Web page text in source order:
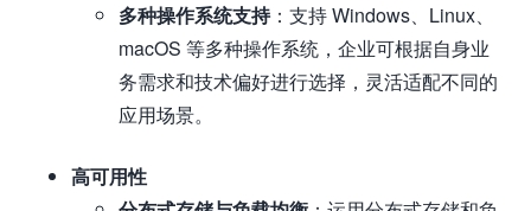
多种操作系统支持：支持 Windows、Linux、
macOS 等多种操作系统，企业可根据自身业
务需求和技术偏好进行选择，灵活适配不同的
应用场景。
高可用性